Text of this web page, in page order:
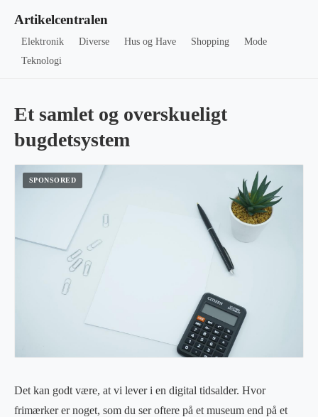
Artikelcentralen
Elektronik Diverse Hus og Have Shopping
Mode
Teknologi
Et samlet og overskueligt
bugdetsystem
Det kan godt være, at vi lever i en digital tidsalder. Hvor
frimærker er noget, som du ser oftere på et museum end på et